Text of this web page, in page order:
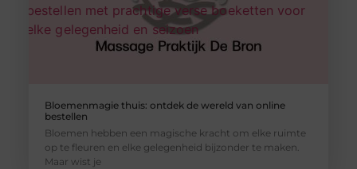
Bloemenmagie thuis: ontdek de wereld van online
bestellen
Bloemen hebben een magische kracht om elke ruimte
op te fleuren en elke gelegenheid bijzonder te maken.
Maar wist je